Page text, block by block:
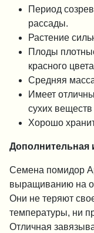
Период
рассады.
Растение
Плоды
красного
Средняя
Имеет
сухих веществ
Хорошо
Семена помидор
выращиванию на
Они не теряют
температуры, ни
Отличная